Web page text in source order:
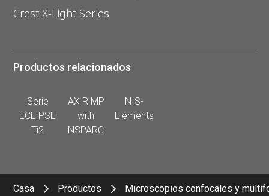
Crest X-Light Series
Productos relacionados
Serie
ECLIPSE
Ti2
AX R MP
with
NSPARC
NIS-
Elements
Casa Productos Microscopios confocales y